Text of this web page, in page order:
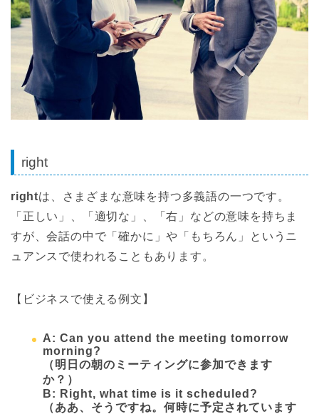
right
rightは、さまざまな意味を持つ多義語の一つです。
「正しい」、「適切な」、「右」などの意味を持ちま
すが、会話の中で「確かに」や「もちろん」というニ
ュアンスで使われることもあります。
【ビジネスで使える例文】
A: Can you attend the meeting tomorrow
morning?
（明日の朝のミーティングに参加できます
か？）
B: Right, what time is it scheduled?
（ああ、そうですね。何時に予定されています